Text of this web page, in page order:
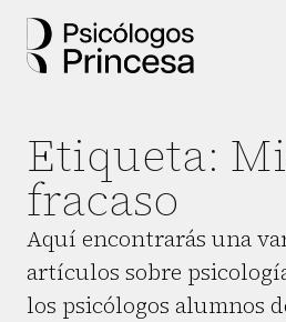
Etiqueta:
fracaso
Aquí encontrarás una
artículos sobre
los psicólogos alumnos